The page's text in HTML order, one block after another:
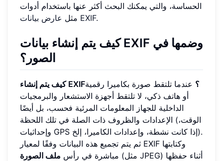
الحساسة، والتي يمكنك البحث أكثر عنها باستخدام أدوات
مثل عارض بيانات EXIF.
كيف يتم إنشاء بيانات EXIF وضمها في
الصور؟
كيف يتم إنشاء EXIF؟ عندما تلتقط صورة بكاميرا رقمية
أو هاتف ذكي، لا تلتقط أجهزة الاستشعار والبرمجيات
الداخلية للجهاز المعلومات المرئية فحسب، بل أيضًا
الإعدادات والظروف ذات الصلة في تلك اللحظة (الوقت،
وإحداثيات GPS إذا كانت نشطة، وإعدادات الكاميرا، إلخ).
ثم يتم تجميع هذه البيانات وفقًا لمعيار EXIF وكتابتها
مباشرة في رأس ملف الصورة
(مثل JPEG) أثناء حفظها